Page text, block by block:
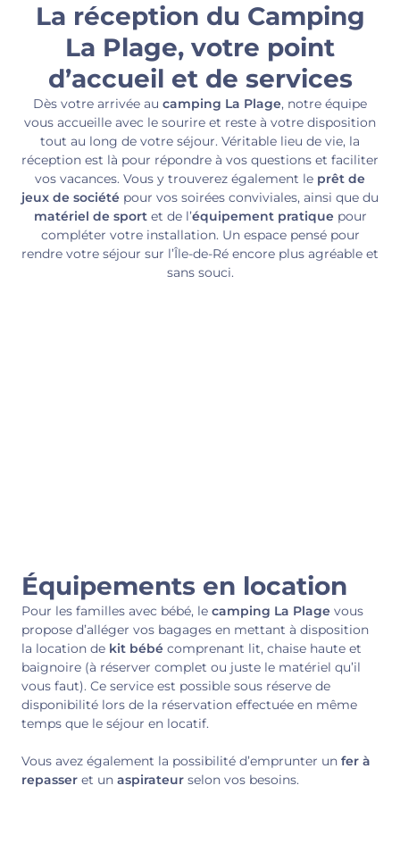
La réception du Camping
La Plage, votre point
d’accueil et de services
Dès votre arrivée au camping La Plage, notre équipe
vous accueille avec le sourire et reste à votre disposition
tout au long de votre séjour. Véritable lieu de vie, la
réception est là pour répondre à vos questions et faciliter
vos vacances. Vous y trouverez également le prêt de
jeux de société pour vos soirées conviviales, ainsi que du
matériel de sportet de l’équipement pratique pour
compléter votre installation. Un espace pensé pour
rendre votre séjour sur l’Île-de-Ré encore plus agréable et
sans souci.
Équipements en location
Pour les familles avec bébé, le camping La Plage vous
propose d’alléger vos bagages en mettant à disposition
la location de kit bébé comprenant lit, chaise haute et
baignoire (à réserver complet ou juste le matériel qu’il
vous faut). Ce service est possible sous réserve de
disponibilité lors de la réservation effectuée en même
temps que le séjour en locatif.
Vous avez également la possibilité d’emprunter un fer à
repasser et un aspirateur selon vos besoins.